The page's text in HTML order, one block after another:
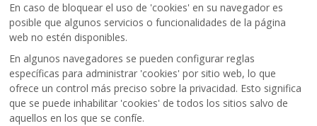
En caso de bloquear el uso de 'cookies' en su navegador es
posible que algunos servicios o funcionalidades de la página
web no estén disponibles.
En algunos navegadores se pueden configurar reglas
específicas para administrar 'cookies' por sitio web, lo que
ofrece un control más preciso sobre la privacidad. Esto significa
que se puede inhabilitar 'cookies' de todos los sitios salvo de
aquellos en los que se confíe.